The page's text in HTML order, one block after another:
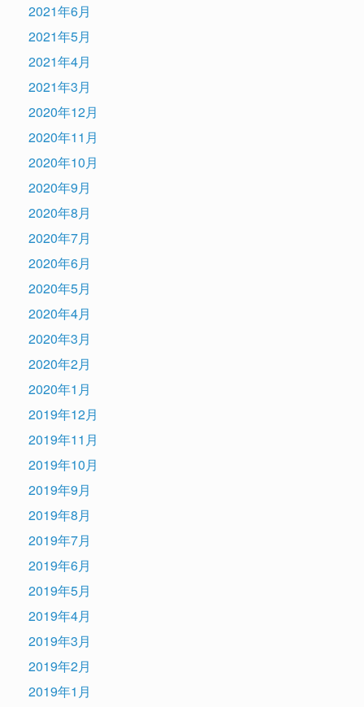
2021年6月
2021年5月
2021年4月
2021年3月
2020年12月
2020年11月
2020年10月
2020年9月
2020年8月
2020年7月
2020年6月
2020年5月
2020年4月
2020年3月
2020年2月
2020年1月
2019年12月
2019年11月
2019年10月
2019年9月
2019年8月
2019年7月
2019年6月
2019年5月
2019年4月
2019年3月
2019年2月
2019年1月